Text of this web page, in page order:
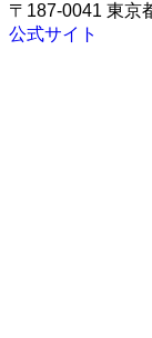
〒187-0041 東京
公式サイト